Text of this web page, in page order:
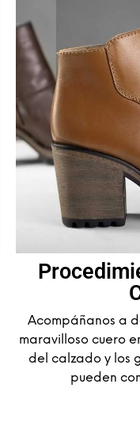
Acompáñanos a
maravilloso cuero
del calzado y los
pueden